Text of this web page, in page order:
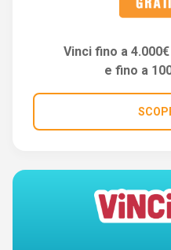
Vinci fino a
e fino a